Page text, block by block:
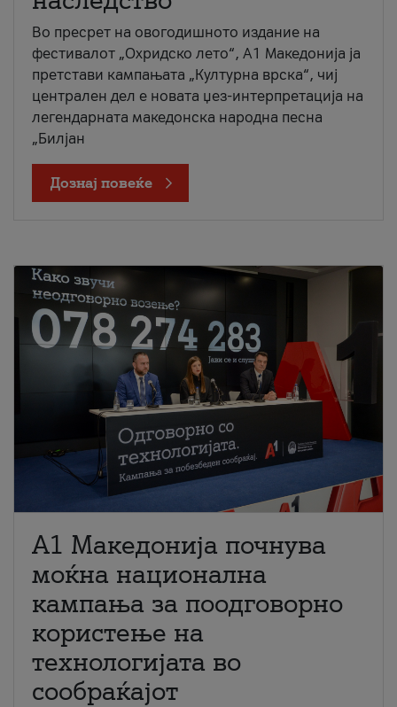
Во пресрет на овогодишното издание на
фестивалот „Охридско лето“, А1 Македонија ја
претстави кампањата „Културна врска“, чиј
централен дел е новата џез-интерпретација на
легендарната македонска народна песна
„Билјан
Дознај повеќе
A1 Македонија почнува
моќна национална
кампања за поодговорно
користење на
технологијата во
сообраќајот